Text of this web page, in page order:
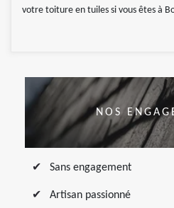
votre toiture en tuiles si vous êtes à
NOS
Sans engagement
Artisan passionné